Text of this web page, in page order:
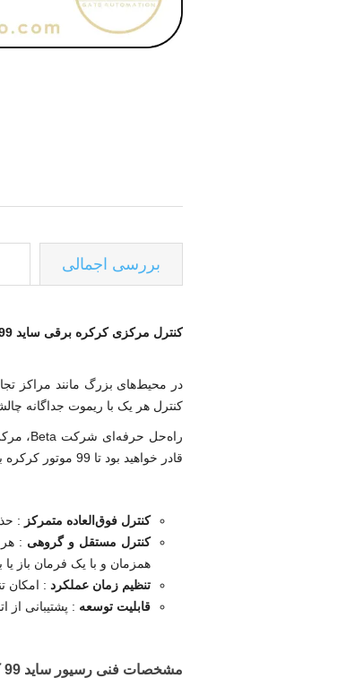
بررسی اجمالی
کنترل مرکزی کرکره برقی ساید 99 کانال لرنینگ بتا
در محیط‌های بزرگ مانند مراکز
کنترل هر یک با ریموت جداگانه
قادر خواهید بود تا 99 موتور کرکره برقی ساید AC را تنها از طریق یک
کنترل فوق‌العاده متمرکز :
کنترل مستقل و گروهی :
همزمان و با یک فرمان باز یا
تنظیم زمان عملکرد : امکان
قابلیت توسعه : پشتیبانی از اتصال و کددهی تا 50
مشخصات فنی رسیور ساید 99 کانال بتا (لرنینگ) :